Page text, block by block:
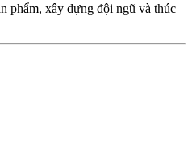
phẩm, xây dựng đội ngũ và thúc